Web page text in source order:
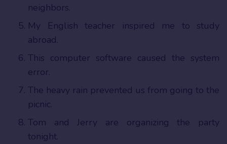
neighbors.
My English teacher inspired me to study
abroad.
This computer software caused the system
error.
The heavy rain prevented us from going to the
picnic.
Tom and Jerry are organizing the party
tonight.